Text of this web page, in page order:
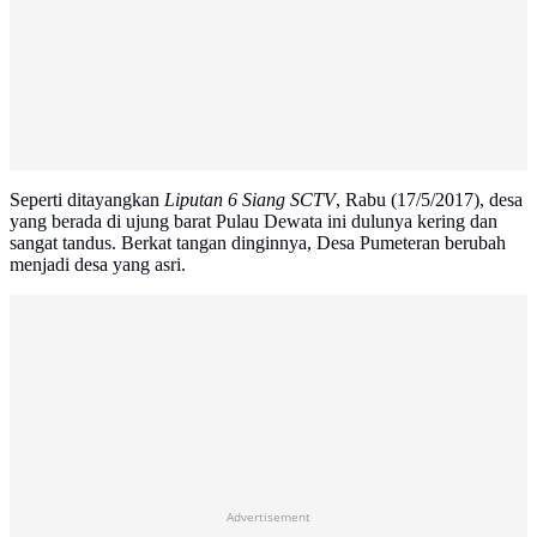
Seperti ditayangkan Liputan 6 Siang SCTV, Rabu (17/5/2017), desa
yang berada di ujung barat Pulau Dewata ini dulunya kering dan
sangat tandus. Berkat tangan dinginnya, Desa Pumeteran berubah
menjadi desa yang asri.
Advertisement